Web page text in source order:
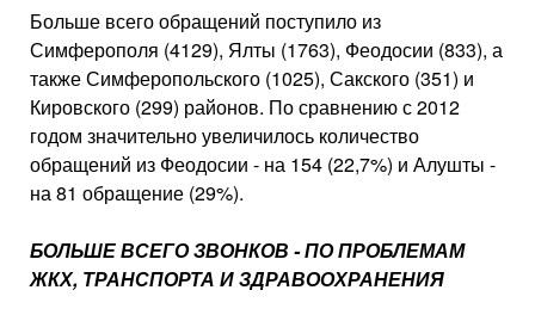
Больше всего обращений поступило из
Симферополя (4129), Ялты (1763), Феодосии (833), а
также Симферополь­ского (1025), Сакского (351) и
Кировского (299) районов. По сравнению с 2012
годом зна­чительно увеличилось количе­ство
обращений из Феодосии - на 154 (22,7%) и Алушты -
на 81 обращение (29%).
БОЛЬШЕ ВСЕГО ЗВОНКОВ - ПО ПРОБЛЕМАМ
ЖКХ, ТРАНСПОРТА И ЗДРАВООХРАНЕНИЯ